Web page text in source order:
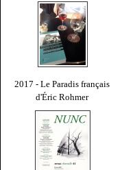
2017 - Le Paradis français
d'Éric Rohmer